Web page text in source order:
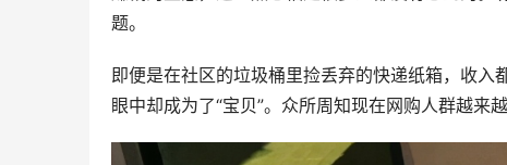
题。
即便是在社区的垃圾桶里捡丢弃的快递纸箱，收
眼中却成为了“宝贝”。众所周知现在网购人群越来